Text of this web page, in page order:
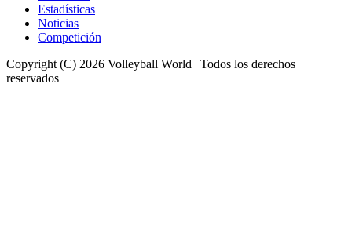
Estadísticas
Noticias
Competición
Copyright (C) 2026 Volleyball World | Todos los derechos
reservados